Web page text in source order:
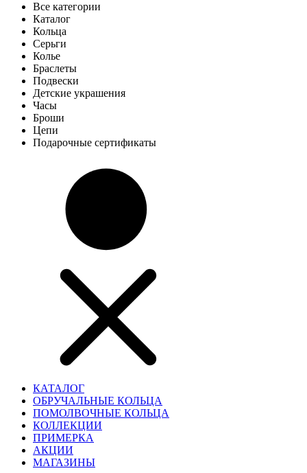
Все категории
Каталог
Кольца
Серьги
Колье
Браслеты
Подвески
Детские украшения
Часы
Броши
Цепи
Подарочные сертификаты
КАТАЛОГ
ОБРУЧАЛЬНЫЕ КОЛЬЦА
ПОМОЛВОЧНЫЕ КОЛЬЦА
КОЛЛЕКЦИИ
ПРИМЕРКА
АКЦИИ
МАГАЗИНЫ